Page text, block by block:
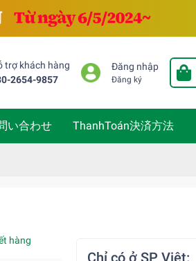
trợ khách hàng
2654-9857
Đăng nhập
Đăng ký
い合わせ ThanhToán決済方法
hàng
Chỉ có ở SP Việt: